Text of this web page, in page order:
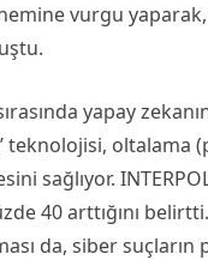
vurgu yaparak,
yapay
teknolojisi, oltalama
sağlıyor.
40 arttığını
da, siber